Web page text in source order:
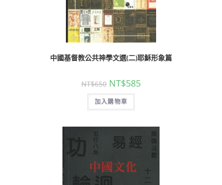
中國基督教公共神學文選(二)耶穌形象篇
NT$650 NT$585
加入購物車